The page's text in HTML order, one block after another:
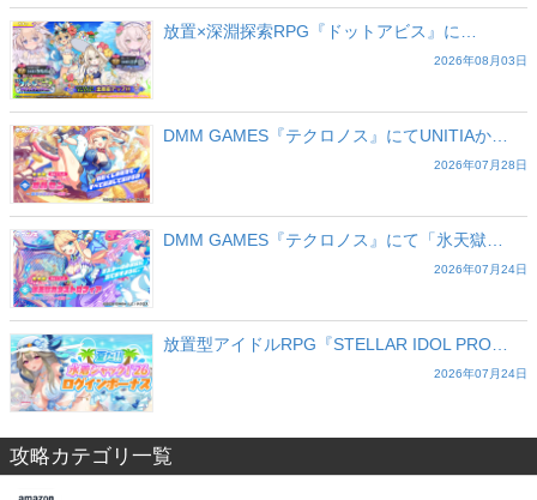
放置×深淵探索RPG『ドットアビス』に…
2026年08月03日
DMM GAMES『テクロノス』にてUNITIAか…
2026年07月28日
DMM GAMES『テクロノス』にて「氷天獄…
2026年07月24日
放置型アイドルRPG『STELLAR IDOL PRO…
2026年07月24日
攻略カテゴリ一覧